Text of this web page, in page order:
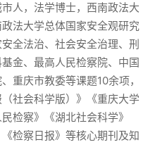
人，法学博士，西南政法大
法大学总体国家安全观研究
全法治、社会安全治理、刑
金、最高人民检察院、中国
重庆市教委等课题10余项，
社会科学版）》《重庆大学
检察》《湖北社会科学》
检察日报》等核心期刊及知